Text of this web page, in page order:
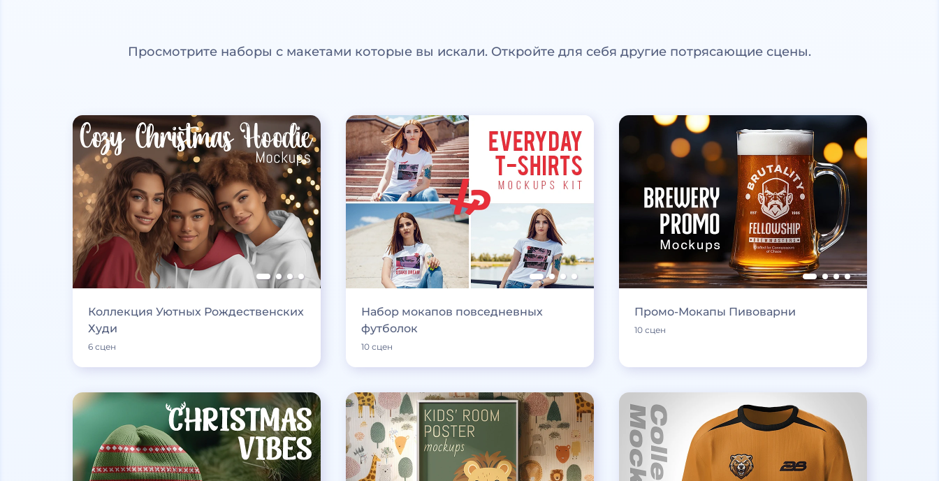
Просмотрите наборы с макетами которые вы искали. Откройте для себя другие потрясающие сцены.
Коллекция Уютных Рождественских
Худи
6 сцен
Набор мокапов повседневных
футболок
10 сцен
Промо-Мокапы Пивоварни
10 сцен